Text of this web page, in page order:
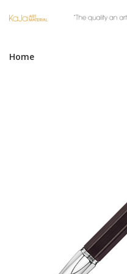
Home